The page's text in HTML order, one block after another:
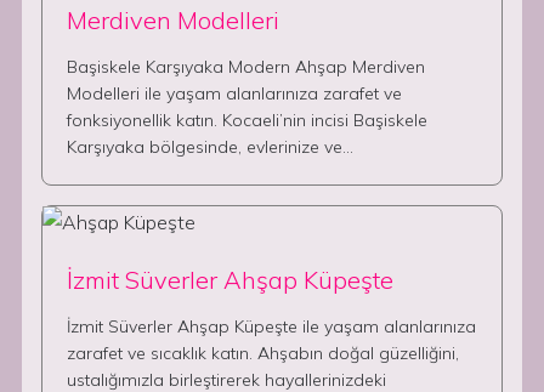
Merdiven Modelleri
Başiskele Karşıyaka Modern Ahşap Merdiven
Modelleri ile yaşam alanlarınıza zarafet ve
fonksiyonellik katın. Kocaeli’nin incisi Başiskele
Karşıyaka bölgesinde, evlerinize ve…
İzmit Süverler Ahşap Küpeşte
İzmit Süverler Ahşap Küpeşte ile yaşam alanlarınıza
zarafet ve sıcaklık katın. Ahşabın doğal güzelliğini,
ustalığımızla birleştirerek hayallerinizdeki